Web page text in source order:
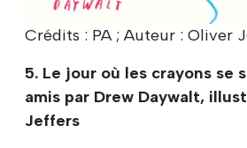
Crédits : PA ; Auteur : Oliver
5. Le jour où les crayons se
amis par Drew Daywalt,
Jeffers